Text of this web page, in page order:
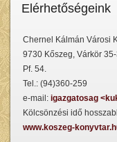
Elérhetőségeink
Chernel Kálmán Városi
9730 Kőszeg, Várkör
Pf. 54.
Tel.: (94)360-259
e-mail: igazgatosag
Kölcsönzési idő
www.koszeg-